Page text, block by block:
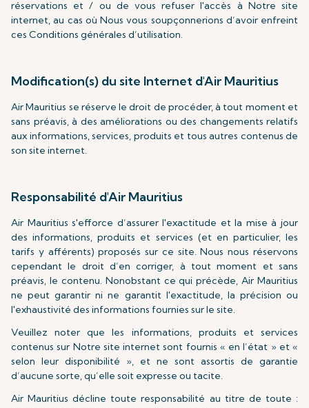
réservations et / ou de vous refuser l'accès à Notre site
internet, au cas où Nous vous soupçonnerions d’avoir enfreint
ces Conditions générales d’utilisation.
Modification(s) du site Internet d'Air Mauritius
Air Mauritius se réserve le droit de procéder, à tout moment et
sans préavis, à des améliorations ou des changements relatifs
aux informations, services, produits et tous autres contenus de
son site internet.
Responsabilité d'Air Mauritius
Air Mauritius s'efforce d’assurer l'exactitude et la mise à jour
des informations, produits et services (et en particulier, les
tarifs y afférents) proposés sur ce site. Nous nous réservons
cependant le droit d’en corriger, à tout moment et sans
préavis, le contenu. Nonobstant ce qui précède, Air Mauritius
ne peut garantir ni ne garantit l'exactitude, la précision ou
l'exhaustivité des informations fournies sur le site.
Veuillez noter que les informations, produits et services
contenus sur Notre site internet sont fournis « en l’état » et «
selon leur disponibilité », et ne sont assortis de garantie
d’aucune sorte, qu’elle soit expresse ou tacite.
Air Mauritius décline toute responsabilité au titre de toute :